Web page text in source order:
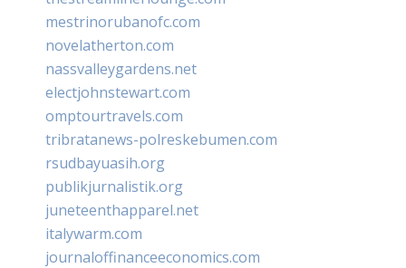
mestrinorubanofc.com
novelatherton.com
nassvalleygardens.net
electjohnstewart.com
omptourtravels.com
tribratanews-polreskebumen.com
rsudbayuasih.org
publikjurnalistik.org
juneteenthapparel.net
italywarm.com
journaloffinanceeconomics.com